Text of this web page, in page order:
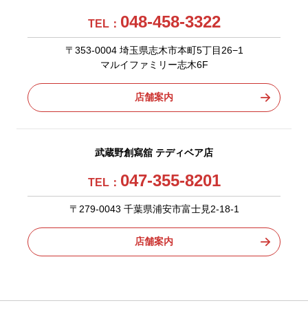
TEL： 048-458-3322
〒353-0004 埼玉県志木市本町5丁目26−1
マルイファミリー志木6F
店舗案内
武蔵野創寫舘 テディベア店
TEL： 047-355-8201
〒279-0043 千葉県浦安市富士見2-18-1
店舗案内